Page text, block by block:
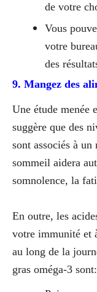
de votre
Vous
votre
des
9. Mangez des
Une étude menée
suggère que des
sont associés à
sommeil aidera
somnolence, la
En outre, les
votre immunité et
au long de la
gras oméga-3 sont: